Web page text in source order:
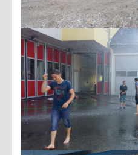
Sicherheitstipps Weihnachten
Verhalten bei Gewitter
Gefährliche Stoffe
Richtlinien Lagerfeuer
Allgemeine Informationen
SONSTIGES
Web Links
Downloads